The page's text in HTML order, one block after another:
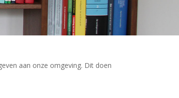
aan onze omgeving. Dit doen